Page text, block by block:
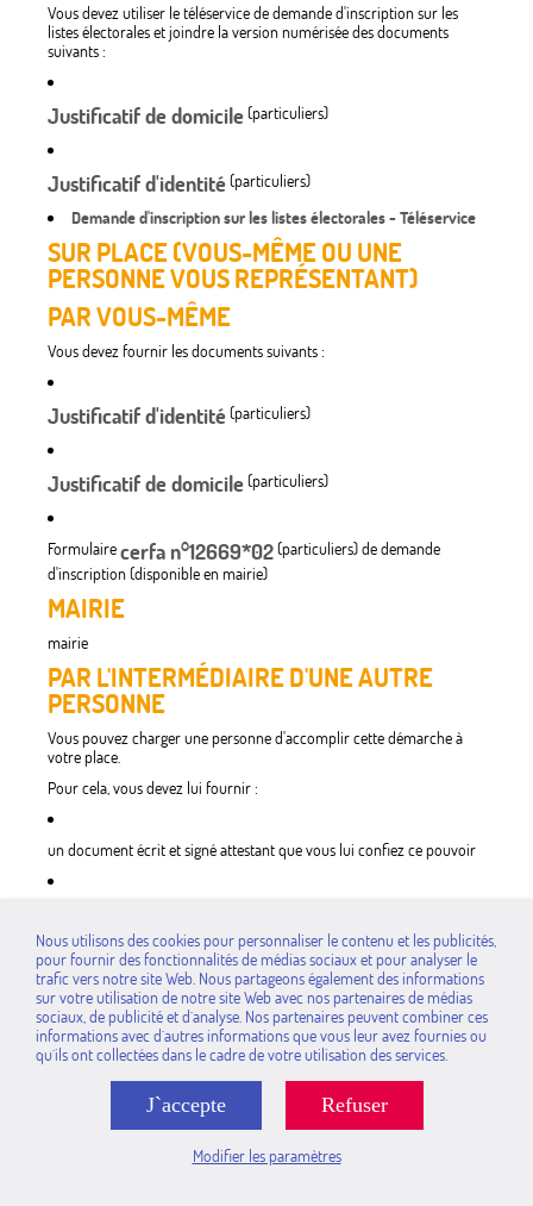
Vous devez utiliser le téléservice de demande d'inscription sur les
listes électorales et joindre la version numérisée des documents
suivants :
Justificatif de domicile(particuliers)
Justificatif d'identité(particuliers)
Demande d'inscription sur les listes électorales - Téléservice
SUR PLACE (VOUS-MÊME OU UNE
PERSONNE VOUS REPRÉSENTANT)
PAR VOUS-MÊME
Vous devez fournir les documents suivants :
Justificatif d'identité(particuliers)
Justificatif de domicile(particuliers)
Formulairecerfa n°12669*02(particuliers) de demande
d'inscription (disponible en mairie)
MAIRIE
mairie
PAR L'INTERMÉDIAIRE D'UNE AUTRE
PERSONNE
Vous pouvez charger une personne d'accomplir cette démarche à
votre place.
Pour cela, vous devez lui fournir :
un document écrit et signé attestant que vous lui confiez ce pouvoir
votrejustificatif de domicile(particuliers)
le formulairecerfa n°12669*02(particuliers) de demande
PAR COURRIER
Nous utilisons des cookies pour personnaliser le contenu et les publicités,
pour fournir des fonctionnalités de médias sociaux et pour analyser le
trafic vers notre site Web. Nous partageons également des informations
sur votre utilisation de notre site Web avec nos partenaires de médias
sociaux, de publicité et d`analyse. Nos partenaires peuvent combiner ces
informations avec d`autres informations que vous leur avez fournies ou
qu`ils ont collectées dans le cadre de votre utilisation des services.
Refuser
J`accepte
Modifier les paramètres